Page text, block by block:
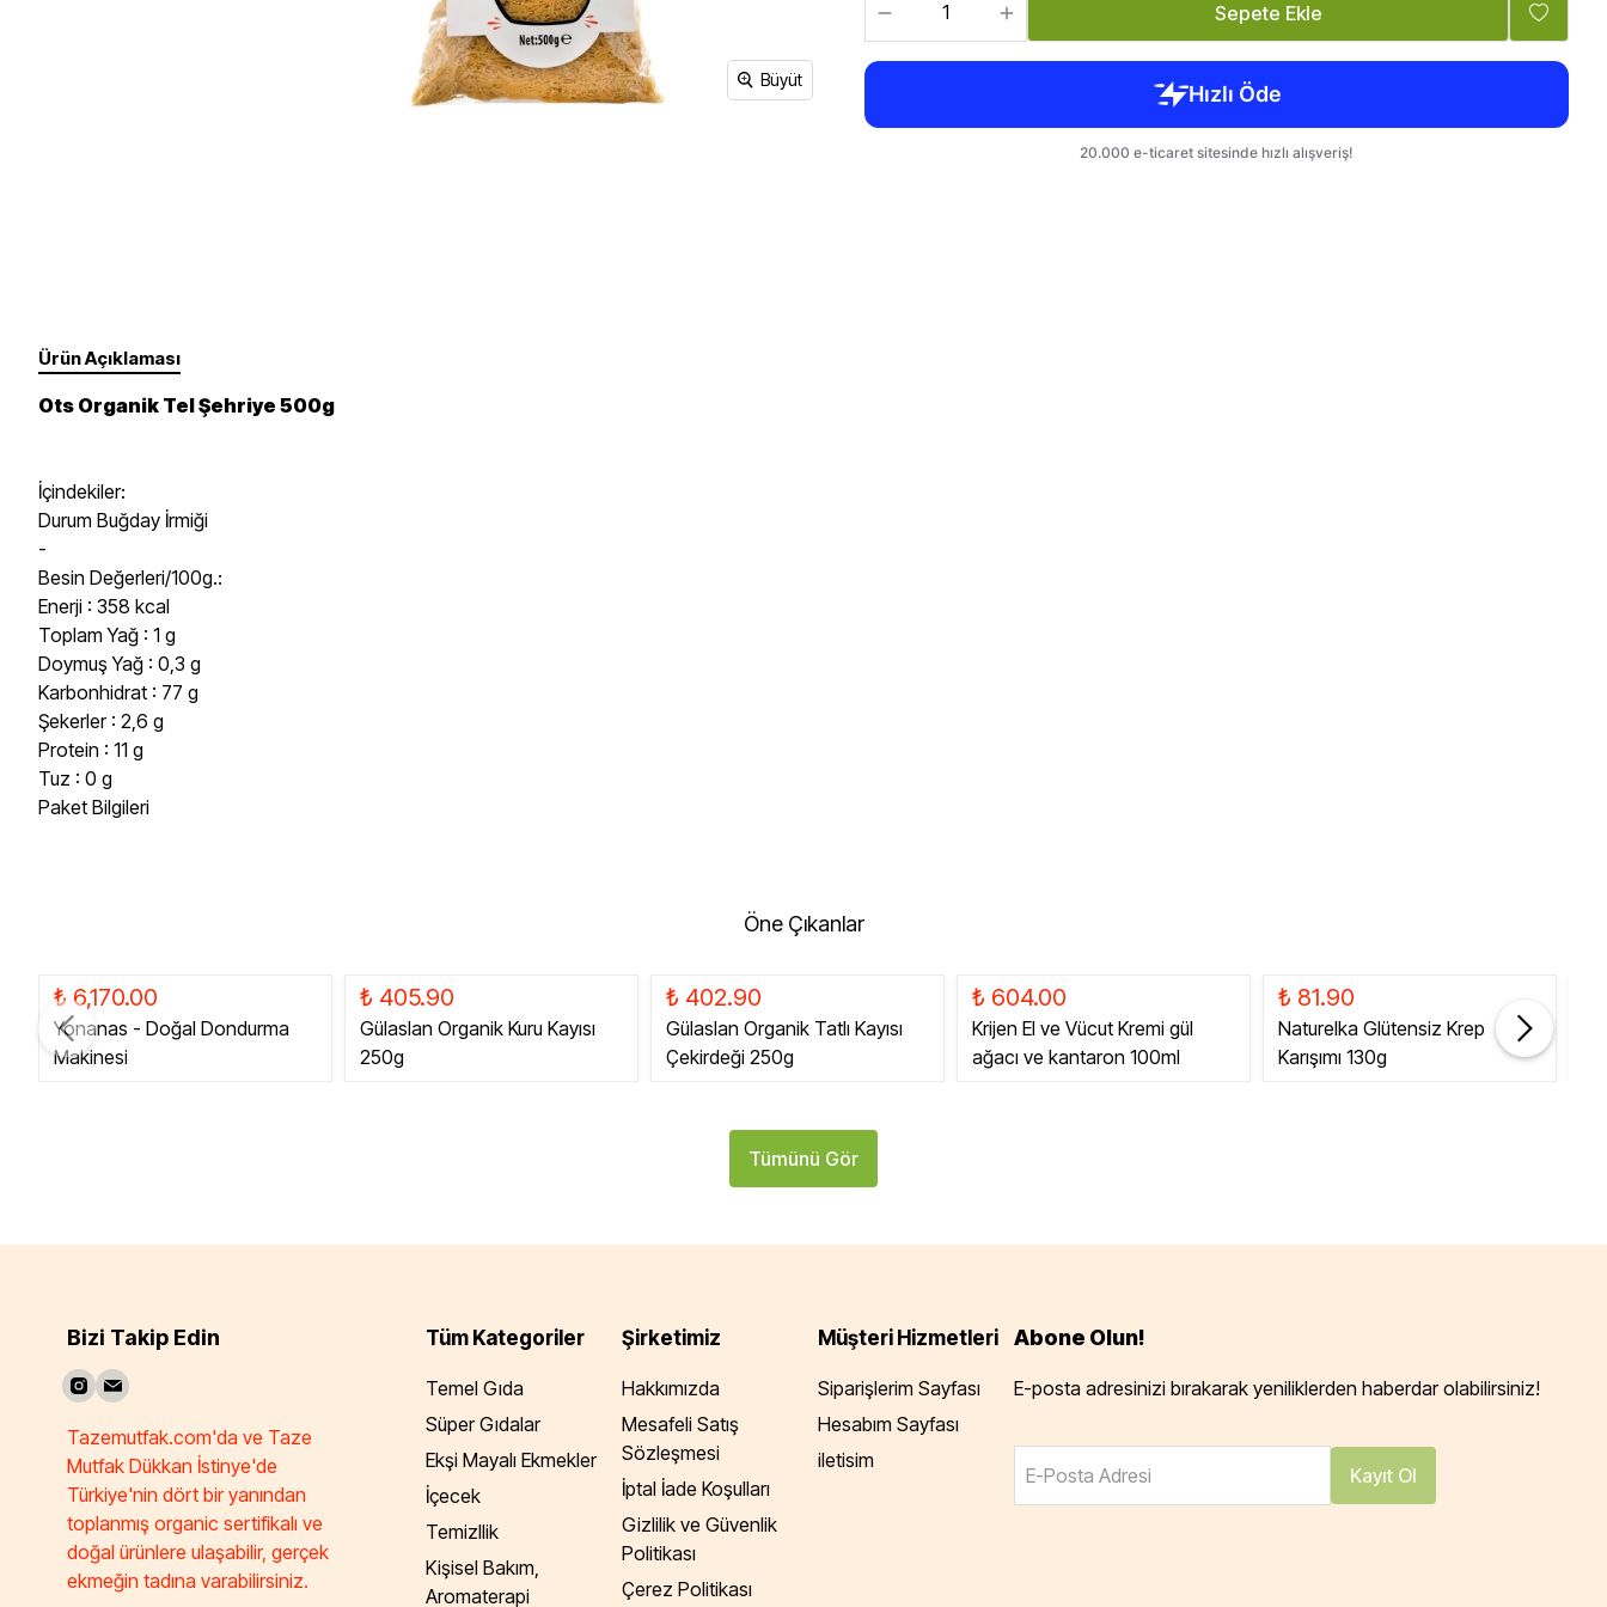
Et Ürünleri Büyüt
Sepete Ekle
Ürün Açıklaması
Ots Organik Tel Şehriye 500g
İçindekiler:
Durum Buğday İrmiği
-
Besin Değerleri/100g.:
Enerji : 358 kcal
Toplam Yağ : 1 g
Doymuş Yağ : 0,3 g
Karbonhidrat : 77 g
Şekerler : 2,6 g
Protein : 11 g
Tuz : 0 g
Paket Bilgileri
Öne Çıkanlar
₺ 6,170.00
Yonanas - Doğal Dondurma
Makinesi
₺ 405.90
Gülaslan Organik Kuru Kayısı
250g
₺ 402.90
Gülaslan Organik Tatlı Kayısı
Çekirdeği 250g
₺ 604.00
Krijen El ve Vücut Kremi gül
ağacı ve kantaron 100ml
₺ 81.90
Naturelka Glütensiz Krep
Karışımı 130g
Tümünü Gör
Bizi Takip Edin
Tazemutfak.com'da ve Taze
Mutfak Dükkan İstinye'de
Türkiye'nin dört bir yanından
toplanmış organic sertifikalı ve
doğal ürünlere ulaşabilir, gerçek
ekmeğin tadına varabilirsiniz.
Tüm Kategoriler
Temel Gıda
Süper Gıdalar
Ekşi Mayalı Ekmekler
İçecek
Temizllik
Kişisel Bakım,
Aromaterapi
Şirketimiz
Hakkımızda
Mesafeli Satış
Sözleşmesi
İptal İade Koşulları
Gizlilik ve Güvenlik
Politikası
Çerez Politikası
Müşteri Hizmetleri
Siparişlerim Sayfası
Hesabım Sayfası
iletisim
Abone Olun!
E-posta adresinizi bırakarak yeniliklerden haberdar olabilirsiniz!
E-Posta Adresi Kayıt Ol